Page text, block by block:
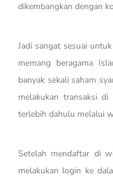
dikembangkan dengan
Jadi sangat sesuai
memang beragama
banyak sekali saham
melakukan transaksi
terlebih dahulu melalui
Setelah mendaftar di
melakukan login ke